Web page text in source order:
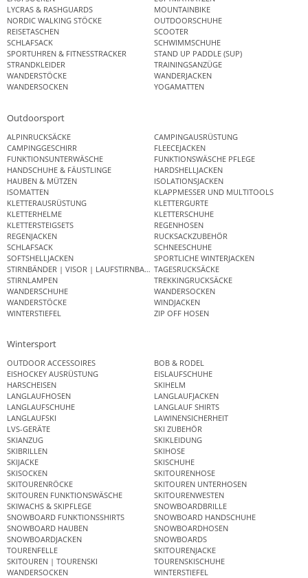
LYCRAS & RASHGUARDS
MOUNTAINBIKE
NORDIC WALKING STÖCKE
OUTDOORSCHUHE
REISETASCHEN
SCOOTER
SCHLAFSACK
SCHWIMMSCHUHE
SPORTUHREN & FITNESSTRACKER
STAND UP PADDLE (SUP)
STRANDKLEIDER
TRAININGSANZÜGE
WANDERSTÖCKE
WANDERJACKEN
WANDERSOCKEN
YOGAMATTEN
Outdoorsport
ALPINRUCKSÄCKE
CAMPINGAUSRÜSTUNG
CAMPINGGESCHIRR
FLEECEJACKEN
FUNKTIONSUNTERWÄSCHE
FUNKTIONSWÄSCHE PFLEGE
HANDSCHUHE & FÄUSTLINGE
HARDSHELLJACKEN
HAUBEN & MÜTZEN
ISOLATIONSJACKEN
ISOMATTEN
KLAPPMESSER UND MULTITOOLS
KLETTERAUSRÜSTUNG
KLETTERGURTE
KLETTERHELME
KLETTERSCHUHE
KLETTERSTEIGSETS
REGENHOSEN
REGENJACKEN
RUCKSACKZUBEHÖR
SCHLAFSACK
SCHNEESCHUHE
SOFTSHELLJACKEN
SPORTLICHE WINTERJACKEN
STIRNBÄNDER | VISOR | LAUFSTIRNBANDTAGESRUCKSÄCKE
STIRNLAMPEN
TREKKINGRUCKSÄCKE
WANDERSCHUHE
WANDERSOCKEN
WANDERSTÖCKE
WINDJACKEN
WINTERSTIEFEL
ZIP OFF HOSEN
Wintersport
OUTDOOR ACCESSOIRES
BOB & RODEL
EISHOCKEY AUSRÜSTUNG
EISLAUFSCHUHE
HARSCHEISEN
SKIHELM
LANGLAUFHOSEN
LANGLAUFJACKEN
LANGLAUFSCHUHE
LANGLAUF SHIRTS
LANGLAUFSKI
LAWINENSICHERHEIT
LVS-GERÄTE
SKI ZUBEHÖR
SKIANZUG
SKIKLEIDUNG
SKIBRILLEN
SKIHOSE
SKIJACKE
SKISCHUHE
SKISOCKEN
SKITOURENHOSE
SKITOURENRÖCKE
SKITOUREN UNTERHOSEN
SKITOUREN FUNKTIONSWÄSCHE
SKITOURENWESTEN
SKIWACHS & SKIPFLEGE
SNOWBOARDBRILLE
SNOWBOARD FUNKTIONSSHIRTS
SNOWBOARD HANDSCHUHE
SNOWBOARD HAUBEN
SNOWBOARDHOSEN
SNOWBOARDJACKEN
SNOWBOARDS
TOURENFELLE
SKITOURENJACKE
SKITOUREN | TOURENSKI
TOURENSKISCHUHE
WANDERSOCKEN
WINTERSTIEFEL